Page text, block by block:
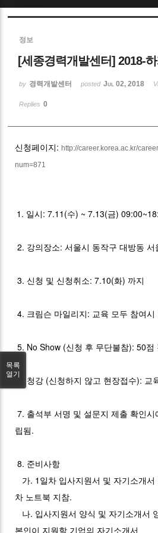
정보
[세종경력개발센터] 2018-
by 경력개발센터 posted Jul 02, 2018
Replies 0
신청페이지:http://career.korea.ac.kr/
num=871
1. 일시: 7.11(수) ~ 7.13(금)
2. 강의장소: 서울시 동작구 대방동 서
3. 신청 및 신청취소: 7.10(화) 까지
4. 크림슨 마일리지: 교육 모두 참여시
5. No Show (신청 후 무단불참): 50점
6. 청강 (신청하지 않고 현장접수): 교
7. 출석부 서명 및 설문지 제출 확인
립됨.
8. 준비사항
가. 1일차 입사지원서 및 자기소개
차 노트북 지참.
나. 입사지원서 양식 및 자기소개서
본인이 지원할 기업의 자기소개서
목록
열기
Sketchbook5, 스
Sketchbook5, 스